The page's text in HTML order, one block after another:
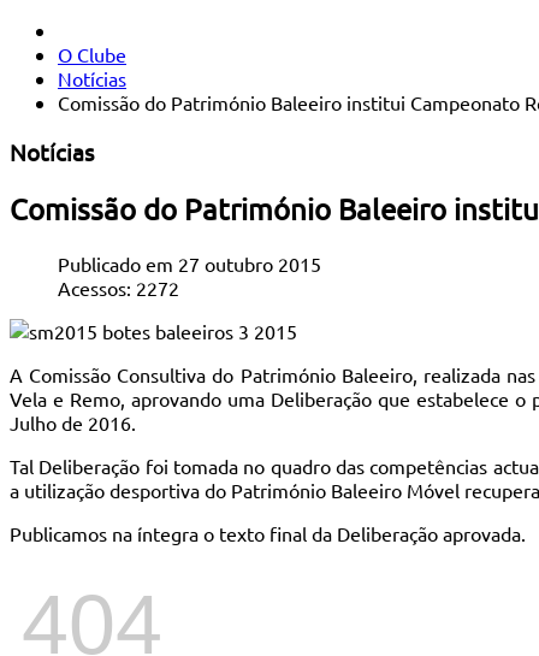
O Clube
Notícias
Comissão do Património Baleeiro institui Campeonato
Notícias
Comissão do Património Baleeiro
Publicado em 27 outubro 2015
Acessos: 2272
A Comissão Consultiva do Património Baleeiro, realizada
Vela e Remo, aprovando uma Deliberação que estabelece
Julho de 2016.
Tal Deliberação foi tomada no quadro das competências
a utilização desportiva do Património Baleeiro Móvel
Publicamos na íntegra o texto final da Deliberação aprovada.